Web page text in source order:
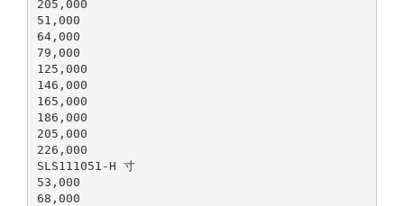
205,000
51,000
64,000
79,000
125,000
146,000
165,000
186,000
205,000
226,000
SLS111051-H 寸
53,000
68,000